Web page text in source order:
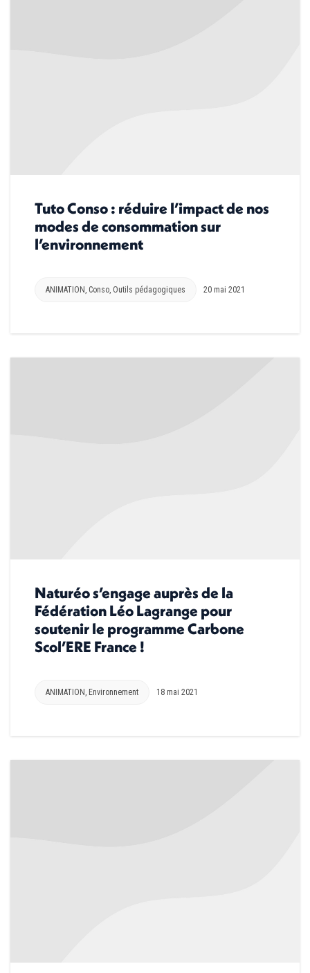
Tuto Conso : réduire l’impact de nos
modes de consommation sur
l’environnement
ANIMATION Conso Outils pédagogiques 20 mai 2021
Naturéo s’engage auprès de la
Fédération Léo Lagrange pour
soutenir le programme Carbone
Scol’ERE France !
ANIMATION , Environnement 18 mai 2021